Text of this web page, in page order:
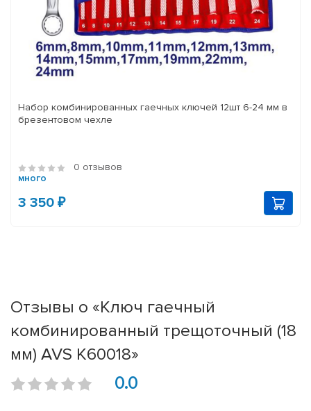
Набор комбинированных гаечных ключей 12шт 6-24 мм в
брезентовом чехле
0 отзывов
много
3 350 ₽
Отзывы о «Ключ гаечный
комбинированный трещоточный (18
мм) AVS K60018»
0.0